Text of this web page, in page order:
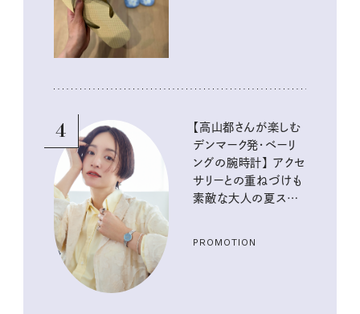
4
【高山都さんが楽しむ
デンマーク発・ベーリ
ングの腕時計】 アクセ
サリーとの重ねづけも
素敵な大人の夏スタイ
PROMOTION